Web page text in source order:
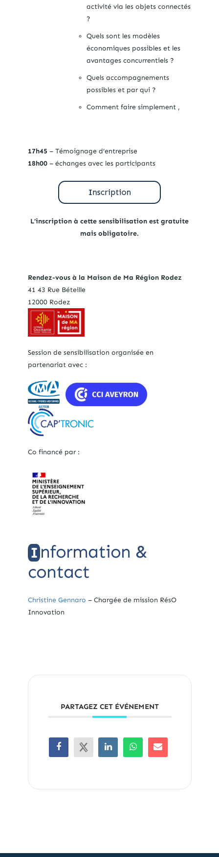
activité via les objets connectés
?
Quels sont les modèles
économiques possibles et les
avantages concurrentiels ?
Quels accompagnements
possibles et par qui ?
Comment faire simplement ,
17h45 – Témoignage d’entreprise
18h00– échanges avec les participants
L’inscription à cette sensibilisation est gratuite
mais obligatoire.
Rendez-vous à la Maison de Ma Région Rodez
41 43 Rue Béteille
12000 Rodez
Session de sensibilisation organisée en
partenariat avec :
Co financé par :
Information &
contact
Christine Gennaro – Chargée de mission RésO
Innovation
PARTAGEZ CET ÉVÉNEMENT